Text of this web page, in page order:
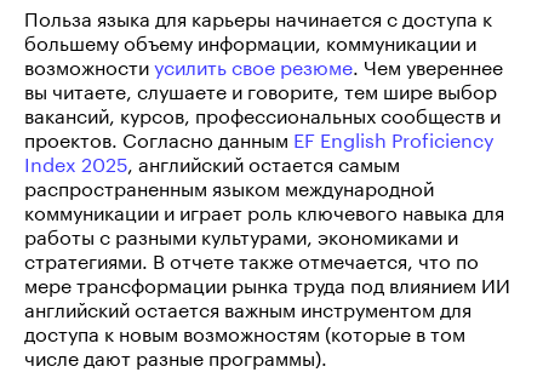
Польза языка для карьеры начинается с доступа к
большему объему информации, коммуникации и
возможностиусилить свое резюме. Чем увереннее
вы читаете, слушаете и говорите, тем шире выбор
вакансий, курсов, профессиональных сообществ и
проектов. Согласно данным EF English Proficiency
Index 2025, английский остается самым
распространенным языком международной
коммуникации и играет роль ключевого навыка для
работы с разными культурами, экономиками и
стратегиями. В отчете также отмечается, что по
мере трансформации рынка труда под влиянием ИИ
английский остается важным инструментом для
доступа к новым возможностям (которые в том
числе дают разные программы).